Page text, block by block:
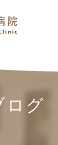
ログ